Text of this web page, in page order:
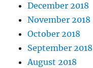
December 2018
November 2018
October 2018
September 2018
August 2018